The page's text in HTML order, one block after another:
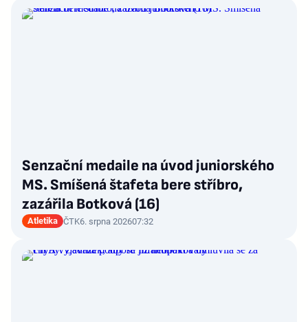
Senzační medaile na úvod juniorského
MS. Smíšená štafeta bere stříbro,
zazářila Botková (16)
Atletika ČTK6. srpna 202607:32